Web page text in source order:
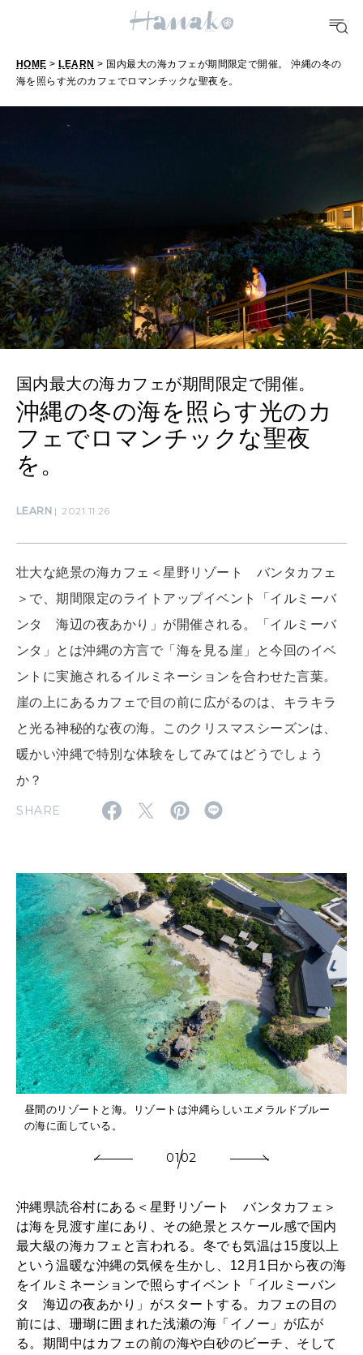
[12星座別] Weekly Holoscope
[12星座別] Monthly Love Holoscope
女神まり愛のタロットメッセージ
算命学がわかる今月のあなた
HEALTH
自分にやさしく
知る、考える
MAMA
わたしができること
CULTURE
自分を耕す
いい人生って？
2026年7月号「鎌倉 ローカルが 教えてくれた 本当の歩き方。」
2026年6月号「大銀座 トレンドが生まれる 新しい一流店へ。」
2026年5月号「“大好き”に出会いに。韓国」
2026年4月号「未来をつくる、学びの教科書。」
2026年3月号「スイーツ予想図 2026」
MAGAZINE MOOK
FOLLOW US!
HOME > LEARN > 国内最大の海カフェが期間限定で開催。 沖縄の冬の
海を照らす光のカフェでロマンチックな聖夜を。
国内最大の海カフェが期間限定で開催。
沖縄の冬の海を照らす光のカ
フェでロマンチックな聖夜
を。
LEARN 2021.11.26
壮大な絶景の海カフェ＜星野リゾート バンタカフェ
＞で、期間限定のライトアップイベント「イルミーバ
ンタ 海辺の夜あかり」が開催される。「イルミーバ
ンタ」とは沖縄の方言で「海を見る崖」と今回のイベ
ントに実施されるイルミネーションを合わせた言葉。
崖の上にあるカフェで目の前に広がるのは、キラキラ
と光る神秘的な夜の海。このクリスマスシーズンは、
暖かい沖縄で特別な体験をしてみてはどうでしょう
か？
SHARE
昼間のリゾートと海。リゾートは沖縄らしいエメラルドブルー
の海に面している。
0102
沖縄県読谷村にある＜星野リゾート バンタカフェ＞
は海を見渡す崖にあり、その絶景とスケール感で国内
最大級の海カフェと言われる。冬でも気温は15度以上
という温暖な沖縄の気候を生かし、12月1日から夜の海
をイルミネーションで照らすイベント「イルミーバン
タ 海辺の夜あかり」がスタートする。カフェの目の
前には、珊瑚に囲まれた浅瀬の海「イノー」が広が
る。期間中はカフェの前の海や白砂のビーチ、そして